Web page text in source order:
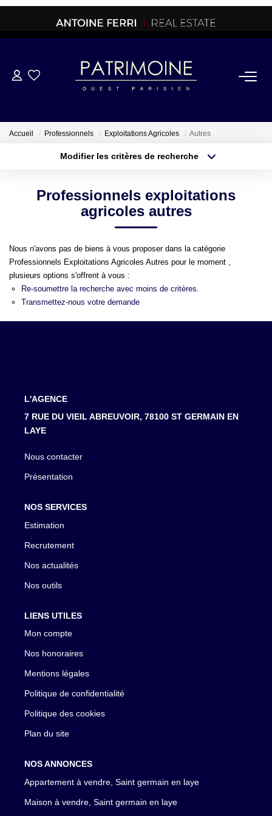
ACHETER
OFF MARKET
BRETAGNE
LOUER
EN
Accueil Professionnels Exploitations Agricoles Autres
Modifier les critères de recherche
Type de bien
Surface min
Créer une alerte
Professionnels exploitations
agricoles autres
Nous n'avons pas de biens à vous proposer dans la catégorie
Professionnels Exploitations Agricoles Autres pour le moment ,
plusieurs options s'offrent à vous :
Re-soumettre la recherche avec moins de critères.
Transmettez-nous votre demande
L'AGENCE
7 RUE DU VIEIL ABREUVOIR, 78100 ST GERMAIN EN
LAYE
Nous contacter
Présentation
NOS SERVICES
Estimation
Recrutement
Nos actualités
Nos outils
LIENS UTILES
Mon compte
Nos honoraires
Mentions légales
Politique de confidentialité
Politique des cookies
Plan du site
NOS ANNONCES
Appartement à vendre, Saint germain en laye
Maison à vendre, Saint germain en laye